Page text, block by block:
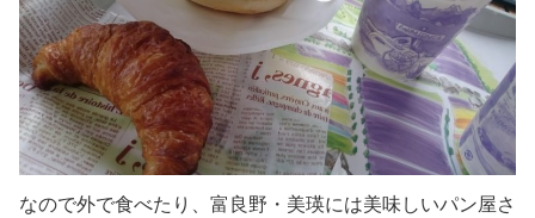
なので外で食べたり、富良野・美瑛には美味しいパン屋さ